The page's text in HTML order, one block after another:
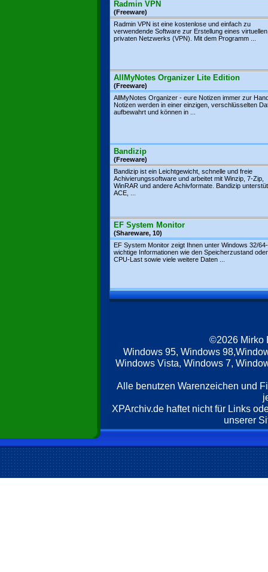
Radmin VPN
(Freeware)
Radmin VPN ist eine kostenlose und einfach zu
verwendende Software zur Erstellung eines virtuellen
privaten Netzwerks (VPN). Mit dem Programm ...
AllMyNotes Organizer Lite Edition
(Freeware)
AllMyNotes Organizer - eure Notizen immer zur
Notizen werden in einer einzigen, verschlüsselten
aufbewahrt und können in ...
Bandizip
(Freeware)
Bandizip ist ein Leichtgewicht, schnelle und freie
Achivierungssoftware und arbeitet mit Winzip, 7-Zip,
WinRAR und andere Achivformate. Bandizip
ACE, ...
EF System Monitor
(Shareware, 10)
EF System Monitor zeigt Ihnen unter Windows 32/
wichtige Informationen wie den Speicherzustand
CPU-Last sowie viele weitere Daten ...
©2026 Mirko
Windows 95, Windows
Windows Vista, Windows 7,
Alle benutzen Warenzeichen und
XPArchiv.de haftet nicht für Links
unserer